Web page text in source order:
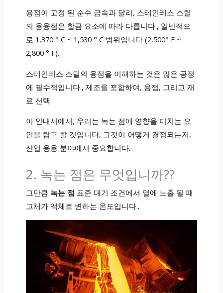
융점이 고정 된 순수 금속과 달리, 스테인레스 스틸
의 용융점은 합금 요소에 따라 다릅니다., 일반적으
로 1,370 ° C ~ 1,530 ° C 범위입니다 (2,500° F ~
2,800 ° F).
스테인레스 스틸의 융점을 이해하는 것은 많은 공정
에 필수적입니다., 제조를 포함하여, 용접, 그리고 재
료 선택.
이 안내서에서, 우리는 녹는 점에 영향을 미치는 요
인을 탐구 할 것입니다, 그것이 어떻게 결정되는지,
산업 응용 분야에서 중요합니다.
2. 녹는 점은 무엇입니까??
그만큼 녹는 점 표준 대기 조건에서 열에 노출 될 때
고체가 액체로 변하는 온도입니다..